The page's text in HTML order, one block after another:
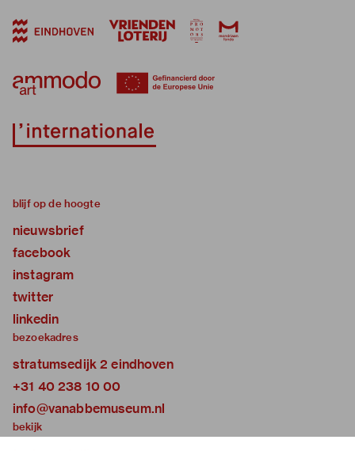
blijf op de hoogte
nieuwsbrief
facebook
instagram
twitter
linkedin
bezoekadres
stratumsedijk 2 eindhoven
+31 40 238 10 00
info@vanabbemuseum.nl
bekijk